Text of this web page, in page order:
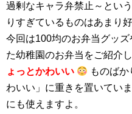
過剰なキャラ弁禁止～とい
りすぎているものはあまり
今回は100均のお弁当グッ
た幼稚園のお弁当をご紹介
ょっとかわいい
ものば
わいい」に重きを置いてい
にも使えますよ。